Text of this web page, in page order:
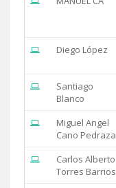
Diego López
Santiago
Blanco
Miguel Angel
Cano Pedraza
Carlos Alberto
Torres Barrios